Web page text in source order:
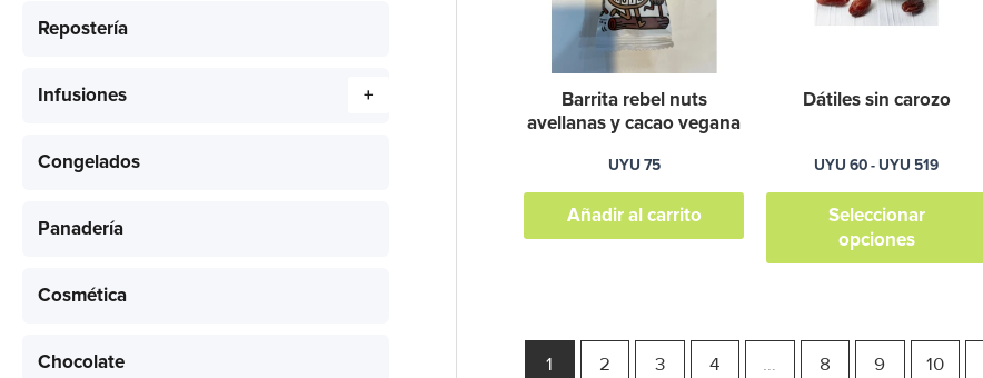
Repostería
Infusiones +
Congelados
Panadería
Cosmética
Chocolate
Barrita rebel nuts
avellanas y cacao vegana
UYU 75
Añadir al carrito
Dátiles sin carozo
UYU60- UYU519
Seleccionar
opciones
1 2 3 4 … 8 9 10